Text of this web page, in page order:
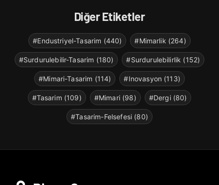
Diğer Etiketler
#Endustriyel-Tasarim (440) #Mimarlik (264)
#Surdurulebilir-Tasarim (180) #Surdurulebilirlik (152)
#Mimari-Tasarim (114) #Inovasyon (113)
#Tasarim (109) #Mimari (98) #Dergi (80)
#Tasarim-Felsefesi (80)